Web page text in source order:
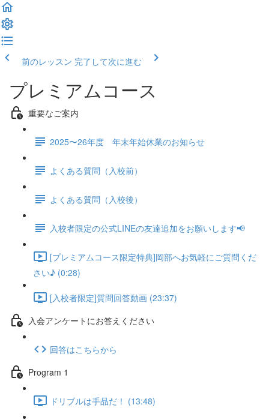
前のレッスン 完了して次に進む
プレミアムコース
重要なご案内
2025〜26年度 年末年始休業のお知らせ
よくある質問（入校前）
よくある質問（入校後）
入校者限定の公式LINEの友達追加をお願いします📢
[プレミアムコース限定特典]岡部へお気軽にご質問くだ
さい♪ (0:28)
[入校者限定]質問回答動画 (23:37)
入会アンケートにお答えください
回答はこちらから
Program 1
ドリブルは手品だ！ (13:48)